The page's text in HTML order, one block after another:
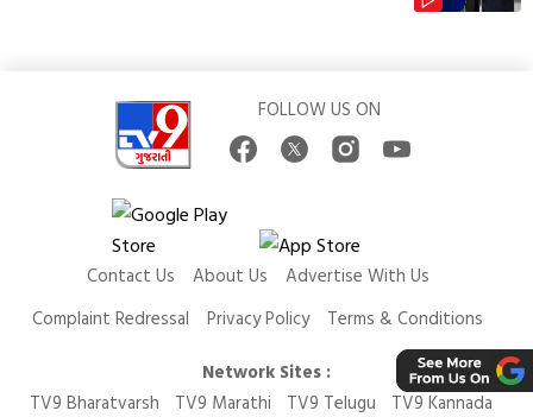
FOLLOW US ON
Contact Us About Us
Advertise With Us
Complaint Redressal
Privacy Policy
Terms & Conditions
Network Sites :
TV9 Bharatvarsh
TV9 Marathi TV9 Telugu TV9 Kannada